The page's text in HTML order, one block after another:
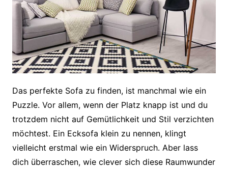
Das perfekte Sofa zu finden, ist manchmal wie ein
Puzzle. Vor allem, wenn der Platz knapp ist und du
trotzdem nicht auf Gemütlichkeit und Stil verzichten
möchtest. Ein Ecksofa klein zu nennen, klingt
vielleicht erstmal wie ein Widerspruch. Aber lass
dich überraschen, wie clever sich diese Raumwunder